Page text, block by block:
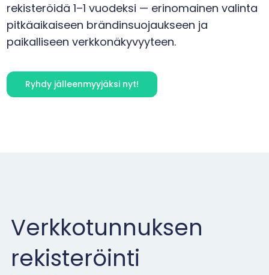
rekisteröidä 1–1 vuodeksi — erinomainen valinta
pitkäaikaiseen brändinsuojaukseen ja
paikalliseen verkkonäkyvyyteen.
Ryhdy jälleenmyyjäksi nyt!
Verkkotunnuksen
rekisteröinti